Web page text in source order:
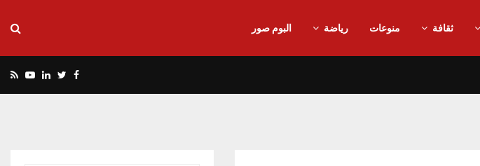
ثقافة منوعات رياضة البوم صور
Facebook
Twitter
Linkedin